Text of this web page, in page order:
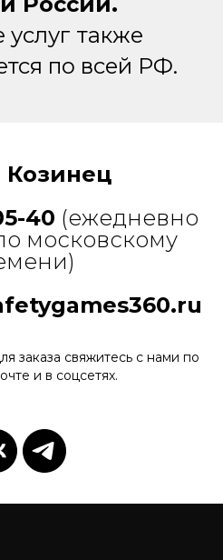
услуг также
по всей РФ.
Козинец
40 (ежедневно
московскому
заказа свяжитесь с нами по
и в соцсетях.